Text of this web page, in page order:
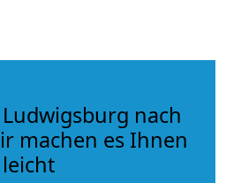
nach
machen es Ihnen
leicht